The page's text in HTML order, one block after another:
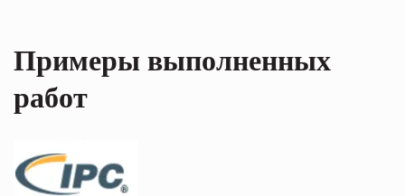
Примеры выполненных
работ